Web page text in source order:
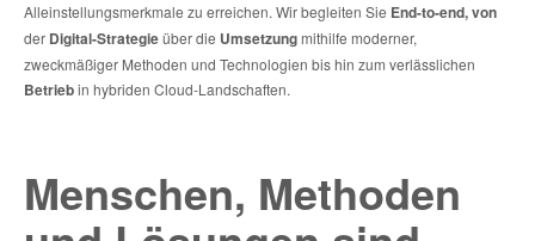
Alleinstellungsmerkmale zu erreichen. Wir begleiten Sie End-to-end, von
der Digital-Strategieüber die Umsetzungmithilfe moderner,
zweckmäßiger Methoden und Technologien bis hin zum verlässlichen
Betriebin hybriden Cloud-Landschaften.
Menschen, Methoden